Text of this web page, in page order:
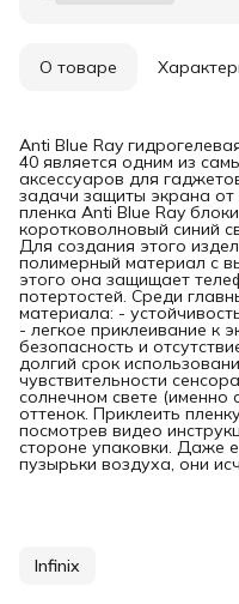
О товаре
Anti Blue Ray
40 является одним из
аксессуаров для
задачи защиты экрана от
пленка Anti Blue Ray
коротковолновый синий
Для создания этого
полимерный материал с
этого она защищает
потертостей. Среди
материала: -
- легкое приклеивание к
безопасность и
долгий срок
чувствительности
солнечном свете (именно
оттенок. Приклеить
посмотрев видео
стороне упаковки. Даже
пузырьки воздуха, они
Infinix